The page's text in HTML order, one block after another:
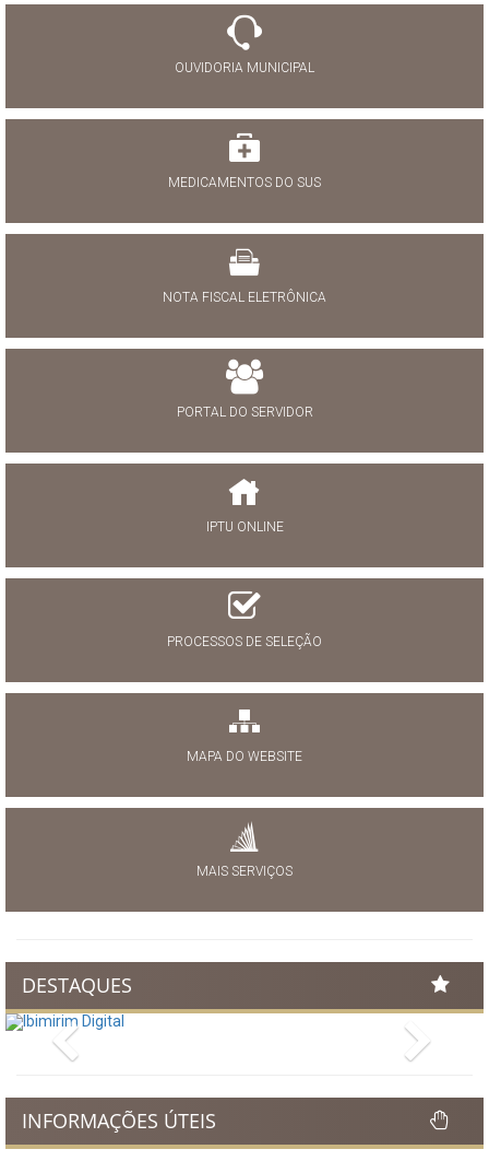
OUVIDORIA MUNICIPAL
MEDICAMENTOS DO SUS
NOTA FISCAL ELETRÔNICA
PORTAL DO SERVIDOR
IPTU ONLINE
PROCESSOS DE SELEÇÃO
MAPA DO WEBSITE
MAIS SERVIÇOS
DESTAQUES
Previous
INFORMAÇÕES ÚTEIS